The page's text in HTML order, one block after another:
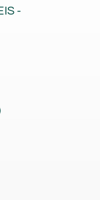
-